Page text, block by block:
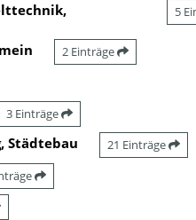
5
2 Einträge
3 Einträge
Städtebau 21 Einträge